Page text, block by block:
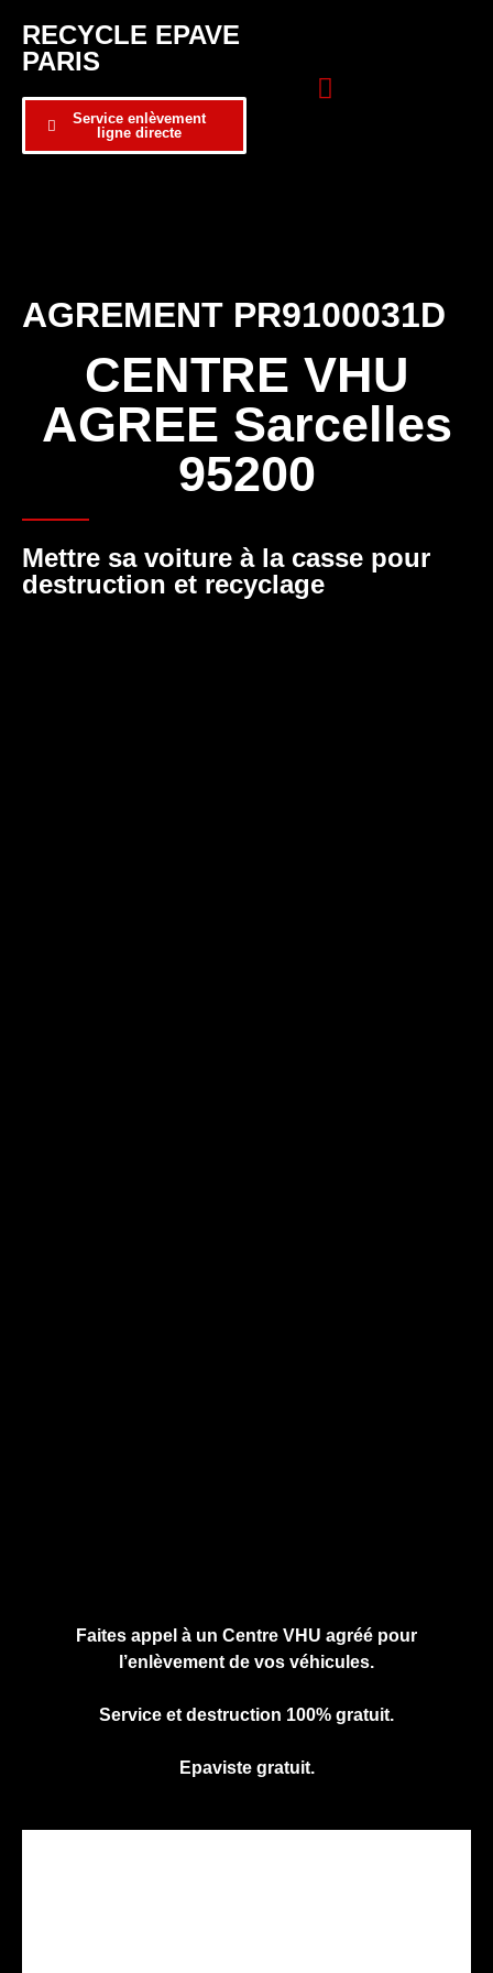
RECYCLE EPAVE
PARIS
Service enlèvement
ligne directe
AGREMENT PR9100031D
CENTRE VHU
AGREE Sarcelles
95200
Mettre sa voiture à la casse pour
destruction et recyclage
Faites appel à un Centre VHU agréé pour
l’enlèvement de vos véhicules.
Service et destruction 100% gratuit.
Epaviste gratuit.